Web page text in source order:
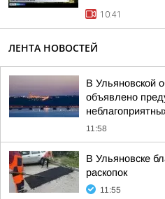
10:41
ЛЕНТА НОВОСТЕЙ
В Ульяновской
объявлено
11:58
В Ульяновске
раскопок
11:55